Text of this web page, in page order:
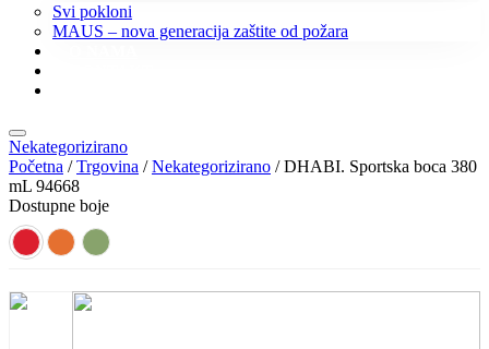
Svi pokloni
MAUS – nova generacija zaštite od požara
Nekategorizirano
Početna /Trgovina /Nekategorizirano / DHABI. Sportska boca 380
mL 94668
Dostupne boje